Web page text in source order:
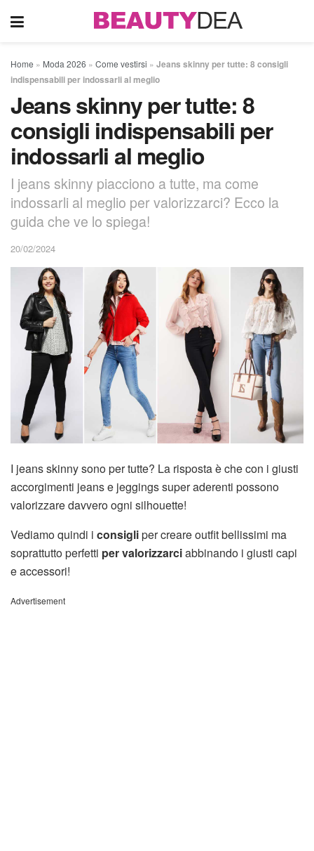
Home » Moda 2026 » Come vestirsi » Jeans skinny per tutte: 8 consigli
indispensabili per indossarli al meglio
Jeans skinny per tutte: 8
consigli indispensabili per
indossarli al meglio
I jeans skinny piacciono a tutte, ma come
indossarli al meglio per valorizzarci? Ecco la
guida che ve lo spiega!
20/02/2024
I jeans skinny sono per tutte? La risposta è che con i giusti
accorgimenti jeans e jeggings super aderenti possono
valorizzare davvero ogni silhouette!
Vediamo quindi i consigliper creare outfit bellissimi ma
soprattutto perfetti per valorizzarciabbinando i giusti capi
e accessori!
Advertisement